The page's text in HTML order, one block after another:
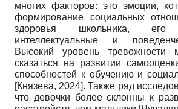
многих факторов: это эмоции,
формирование социальных
здоровья школьника, его
интеллектуальные и
Высокий уровень тревожности
сказаться на развитии
способностей к обучению и
[Князева, 2024]. Также ряд
что девочки более склонны к